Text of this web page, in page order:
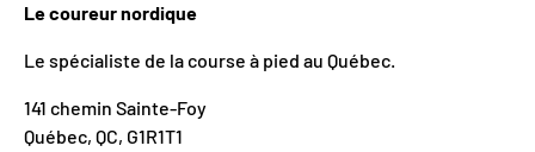
Le coureur nordique
Le spécialiste de la course à pied au Québec.
141 chemin Sainte-Foy
Québec, QC, G1R1T1